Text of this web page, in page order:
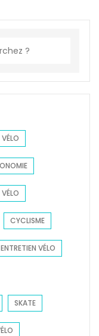
CYCLISME
ENTRETIEN VÉLO
SKATE